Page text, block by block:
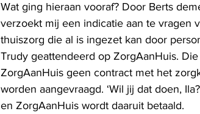
Wat ging hieraan vooraf? Door Berts
verzoekt mij een indicatie aan te vragen
thuiszorg die al is ingezet kan door
Trudy geattendeerd op ZorgAanHuis.
ZorgAanHuis geen contract met het
worden aangevraagd. ‘Wil jij dat doen,
en ZorgAanHuis wordt daaruit betaald.